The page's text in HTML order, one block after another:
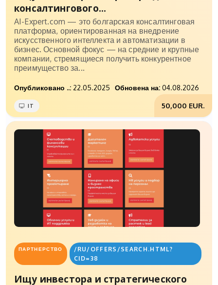
консалтингового...
AI-Expert.com — это болгарская консалтинговая
платформа, ориентированная на внедрение
искусственного интеллекта и автоматизации в
бизнес. Основной фокус — на средние и крупные
компании, стремящиеся получить конкурентное
преимущество за...
Опубликовано ..: 22.05.2025 Обновена на: 04.08.2026
50,000 EUR.
IT
ПАРТНЕРСТВО
/RU/OFFERS/SEARCH.HTML?
CID=38
Ищу инвестора и стратегического